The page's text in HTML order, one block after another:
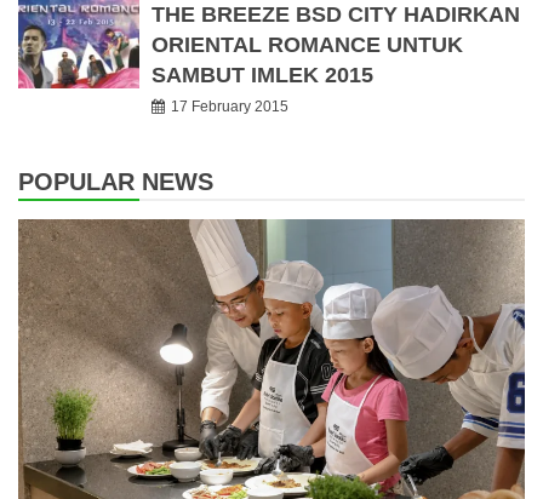
THE BREEZE BSD CITY HADIRKAN
ORIENTAL ROMANCE UNTUK
SAMBUT IMLEK 2015
17 February 2015
POPULAR NEWS